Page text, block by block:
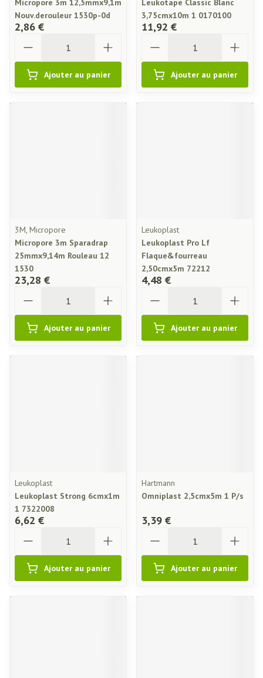
Micropore 3m 12,5mmx9,1m
Nouv.derouleur 1530p-0d
2,86 €
Ajouter au panier
Leukotape Classic Blanc
3,75cmx10m 1 0170100
11,92 €
Ajouter au panier
3M, Micropore
Micropore 3m Sparadrap
25mmx9,14m Rouleau 12
1530
23,28 €
Ajouter au panier
Leukoplast
Leukoplast Pro Lf
Flaque&fourreau
2,50cmx5m 72212
4,48 €
Ajouter au panier
Leukoplast
Leukoplast Strong 6cmx1m
1 7322008
6,62 €
Ajouter au panier
Hartmann
Omniplast 2,5cmx5m 1 P/s
3,39 €
Ajouter au panier